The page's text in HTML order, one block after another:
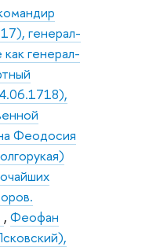
генерал-
генерал-
Феодосия
, Феофан